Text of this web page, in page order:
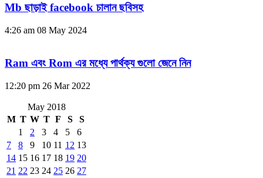
Mb ছাড়াই facebook চালান ছবিসহ
4:26 am 08 May 2024
Ram এবং Rom এর মধ্যে পার্থক্য গুলো জেনে নিন
12:20 pm 26 Mar 2022
May 2018
M T W T F S
S
1
2 3 4 5
6
7
8 9 10 11 12 13
14 15 16 17 18 19 20
21 22 23 24 25 26 27